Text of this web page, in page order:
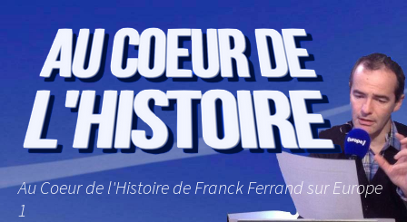
Au Coeur de l'Histoire de Franck Ferrand sur Europe
1